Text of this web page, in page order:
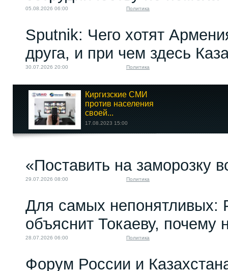
05.08.2026 06:00 Политика
Sputnik: Чего хотят
друга, и при чем здесь
30.07.2026 20:00 Политика
Киргизские СМИ
против населения
своей...
17.08.2023 15:00
Работают ли законы...
«Поставить на заморозку
29.07.2026 08:00 Политика
Для самых непонятливых:
объяснит Токаеву,
28.07.2026 06:00 Политика
Форум России и